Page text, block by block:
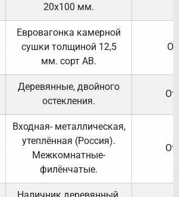
20х100 мм.
Евровагонка камерной
сушки толщиной 12,5
мм. сорт АВ.
Деревянные, двойного
остекления.
Входная- металлическая,
утеплённая (Россия).
Межкомнатные-
филёнчатые.
Наличник деревянный,